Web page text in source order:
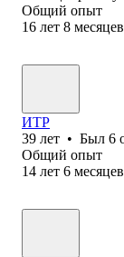
Общий опыт
16 лет 8 месяцев
ИТР
39 лет • Был 6
Общий опыт
14 лет 6 месяцев